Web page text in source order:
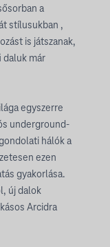
a
stílusukban ,
is játszanak,
daluk már
egyszerre
underground-
hálók a
ezen
gyakorlása.
új dalok
Arcidra